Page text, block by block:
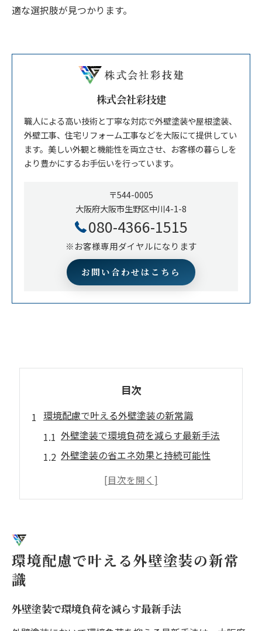
適な選択肢が見つかります。
株式会社彩技建
職人による高い技術と丁寧な対応で外壁塗装や屋根塗装、
外壁工事、住宅リフォーム工事などを大阪にて提供してい
ます。美しい外観と機能性を両立させ、お客様の暮らしを
より豊かにするお手伝いを行っています。
〒544-0005
大阪府大阪市生野区中川4-1-8
080-4366-1515
※お客様専用ダイヤルになります
お問い合わせはこちら
目次
環境配慮で叶える外壁塗装の新常識
外壁塗装で環境負荷を減らす最新手法
外壁塗装の省エネ効果と持続可能性
環境配慮型外壁塗装のメリットを解説
外壁塗装助成金の申請ポイントを解説
環境配慮型外壁塗装と助成制度の活用法
環境配慮で叶える外壁塗装の新常
識
外壁塗装で環境負荷を減らす最新手法